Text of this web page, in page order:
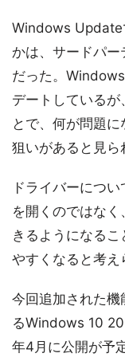
Windows Update
かは、サードパ
だった。
デートしているが
とで、何が問題
狙いがあると見ら
ドライバーにつ
を開くのではな
きるようになる
やすくなると考え
今回追加された
るWindows 10
年4月に公開が予